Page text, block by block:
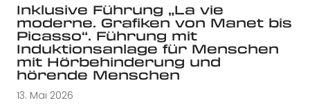
Inklusive Führung „La vie
moderne. Grafiken von Manet bis
Picasso“. Führung mit
Induktionsanlage für Menschen
mit Hörbehinderung und
hörende Menschen
13. Mai 2026